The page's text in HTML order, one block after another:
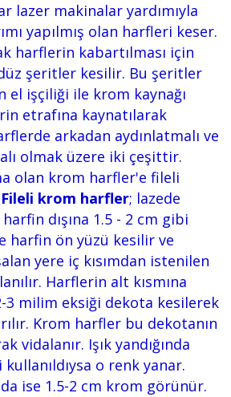
makinalar yardımıyla
yapılmış olan harfleri keser.
harflerin kabartılması için
şeritler kesilir. Bu şeritler
el işçiliği ile krom kaynağı
etrafına kaynatılarak
arkadan aydınlatmalı ve
olmak üzere iki çeşittir.
olan krom harfler'e fileli
Fileli krom harfler; lazede
dışına 1.5 - 2 cm gibi
harfin ön yüzü kesilir ve
yere iç kısımdan istenilen
Harflerin alt kısmına
3 milim eksiği dekota kesilerek
Krom harfler bu dekotanın
vidalanır. Işık yandığında
o renk yanar.
ise 1.5-2 cm krom görünür.